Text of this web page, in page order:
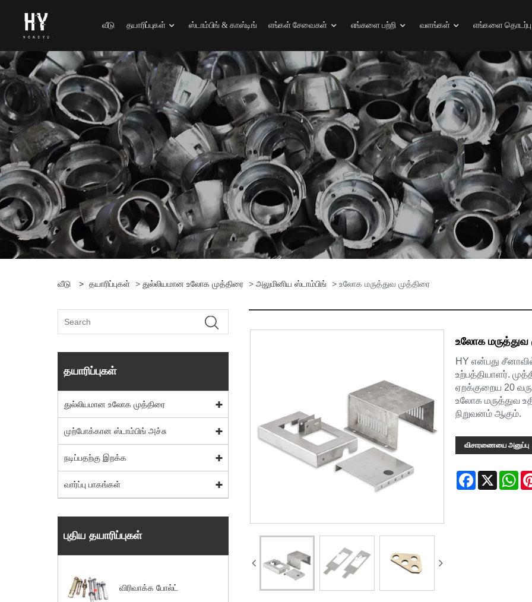
வீடு தயாரிப்புகள் ஸ்டாம்பிங் & காஸ்டிங் எங்கள் சேவைகள் எங்களை பற்றி வளங்கள் எங்களை
வீடு > தயாரிப்புகள் > துல்லியமான உலோக முத்திரை > அலுமினிய ஸ்டாம்பிங் > உலோக மருத்துவ முத்திரை
தயாரிப்புகள்
துல்லியமான உலோக முத்திரை
முற்போக்கான ஸ்டாம்பிங் அச்சு
நடிப்பதற்கு இறக்க
வார்ப்பு பாகங்கள்
புதிய தயாரிப்புகள்
விரிவாக்க போல்ட்
உலோக மருத்துவ
HY என்பது
உற்பத்தியாளர்.
ஏறக்குறைய 20
உலோக மருத்துவ
நிறுவனம் ஆகும்.
விசாரணையை அனுப்பு
Facebook
X